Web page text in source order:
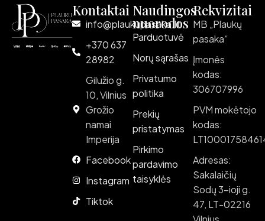
Kontaktai
info@plaukupasaka.lt
+370 637
28982
Gilužio g.
10, Vilnius
Grožio
namai
Imperija
Facebook
Instagram
Tiktok
Naudingos
nuorodos
Parduotuvė
Norų sąrašas
Privatumo
politika
Prekių
pristatymas
Pirkimo
pardavimo
taisyklės
Rekvizitai
MB „Plaukų
pasaka“
Įmonės
kodas:
306707996
PVM mokėtojo
kodas:
Adresas:
Sakalaičių
Sodų 3-ioji g.
47, LT-02216